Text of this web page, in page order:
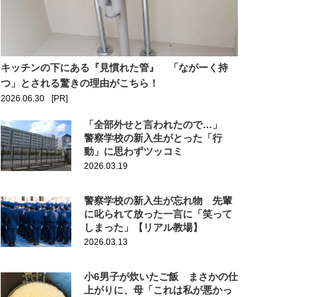
キッチンの下にある『見慣れた管』 「ながーく持
つ」とされる驚きの理由がこちら！
2026.06.30 [PR]
「全部外せと言われたので…」
警察学校の新入生がとった「行
動」に思わずツッコミ
2026.03.19
警察学校の新入生が忘れ物 先輩
に叱られて放った一言に「笑って
しまった」【リアル教場】
2026.03.13
小6男子が炊いたご飯 まさかの仕
上がりに、母「これは私が悪かっ